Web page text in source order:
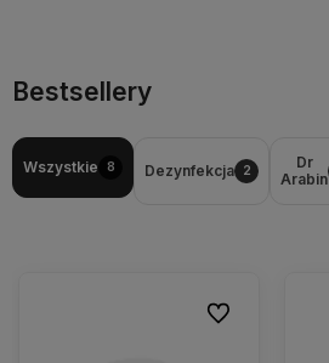
Bestsellery
Wszystkie 8 Dezynfekcja 2
Dr
Arabin
Do ulubionych